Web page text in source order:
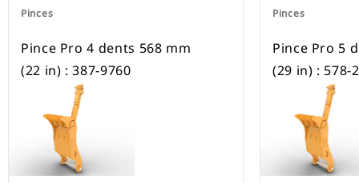
Pinces
Pince Pro 4 dents 568 mm
(22 in) : 387-9760
Pinces
Pince Pro 5
(29 in) : 578-